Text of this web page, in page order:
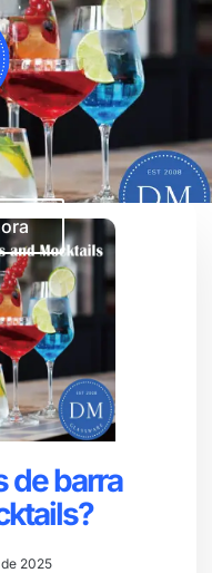
de barra
2025